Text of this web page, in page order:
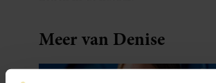
Meer van Denise